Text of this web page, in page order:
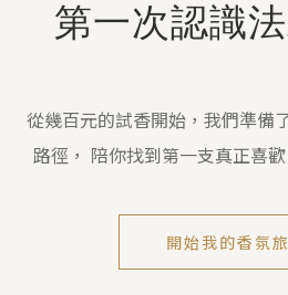
第一次認識
從幾百元的試香開始，我們準備
路徑， 陪你找到第一支真正喜
開始我的香氛